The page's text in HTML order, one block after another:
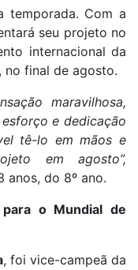
temporada. Com a
seu projeto no
internacional da
no final de agosto.
maravilhosa,
e dedicação
tê-lo em mãos e
em agosto”,
anos, do 8º ano.
o Mundial de
, foi vice-campeã da